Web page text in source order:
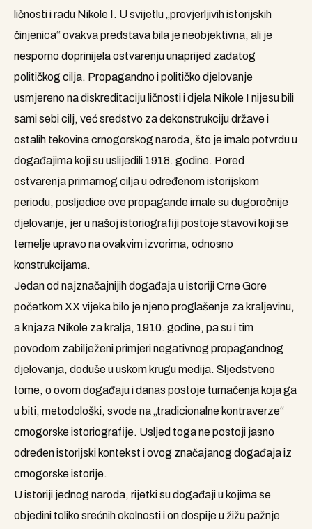
ličnosti i radu Nikole I. U svijetlu „provjerljivih istorijskih
činjenica“ ovakva predstava bila je neobjektivna, ali je
nesporno doprinijela ostvarenju unaprijed zadatog
političkog cilja. Propagandno i političko djelovanje
usmjereno na diskreditaciju ličnosti i djela Nikole I nijesu bili
sami sebi cilj, već sredstvo za dekonstrukciju države i
ostalih tekovina crnogorskog naroda, što je imalo potvrdu u
događajima koji su uslijedili 1918. godine. Pored
ostvarenja primarnog cilja u određenom istorijskom
periodu, posljedice ove propagande imale su dugoročnije
djelovanje, jer u našoj istoriografiji postoje stavovi koji se
temelje upravo na ovakvim izvorima, odnosno
konstrukcijama.
Jedan od najznačajnijih događaja u istoriji Crne Gore
početkom XX vijeka bilo je njeno proglašenje za kraljevinu,
a knjaza Nikole za kralja, 1910. godine, pa su i tim
povodom zabilježeni primjeri negativnog propagandnog
djelovanja, doduše u uskom krugu medija. Sljedstveno
tome, o ovom događaju i danas postoje tumačenja koja ga
u biti, metodološki, svode na „tradicionalne kontraverze“
crnogorske istoriografije. Usljed toga ne postoji jasno
određen istorijski kontekst i ovog značajanog događaja iz
crnogorske istorije.
U istoriji jednog naroda, rijetki su događaji u kojima se
objedini toliko srećnih okolnosti i on dospije u žižu pažnje